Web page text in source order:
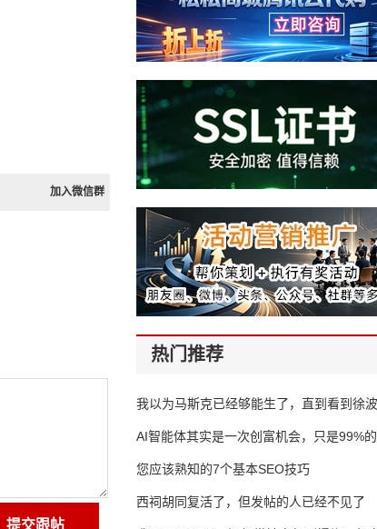
加入微信群
热门推荐
我以为马斯克已经够能生了，直到看到
AI智能体其实是一次创富机会，只是99%
错过了
您应该熟知的7个基本SEO技巧
西祠胡同复活了，但发帖的人已经不见了